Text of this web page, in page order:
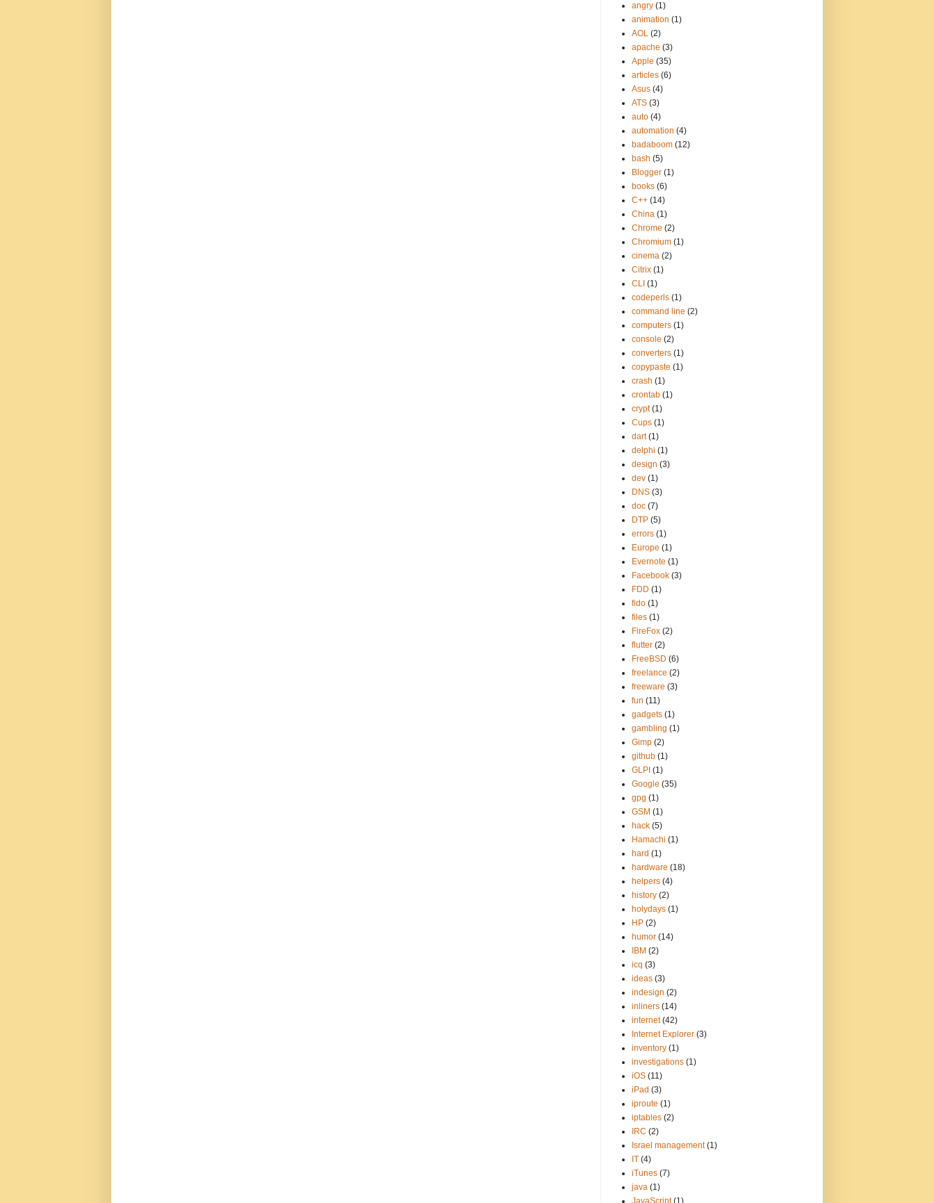
angry (1)
animation (1)
AOL (2)
apache (3)
Apple (35)
articles (6)
Asus (4)
ATS (3)
auto (4)
automation (4)
badaboom (12)
bash (5)
Blogger (1)
books (6)
C++ (14)
China (1)
Chrome (2)
Chromium (1)
cinema (2)
Citrix (1)
CLI (1)
codeperls (1)
command line (2)
computers (1)
console (2)
converters (1)
copypaste (1)
crash (1)
crontab (1)
crypt (1)
Cups (1)
dart (1)
delphi (1)
design (3)
dev (1)
DNS (3)
doc (7)
DTP (5)
errors (1)
Europe (1)
Evernote (1)
Facebook (3)
FDD (1)
fido (1)
files (1)
FireFox (2)
flutter (2)
FreeBSD (6)
freelance (2)
freeware (3)
fun (11)
gadgets (1)
gambling (1)
Gimp (2)
github (1)
GLPI (1)
Google (35)
gpg (1)
GSM (1)
hack (5)
Hamachi (1)
hard (1)
hardware (18)
helpers (4)
history (2)
holydays (1)
HP (2)
humor (14)
IBM (2)
icq (3)
ideas (3)
indesign (2)
inliners (14)
internet (42)
Internet Explorer (3)
inventory (1)
investigations (1)
iOS (11)
iPad (3)
iproute (1)
iptables (2)
IRC (2)
Israel management (1)
IT (4)
iTunes (7)
java (1)
JavaScript (1)